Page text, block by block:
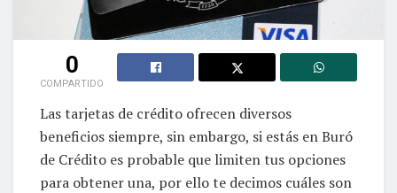
0
COMPARTIDO
Las tarjetas de crédito ofrecen diversos
beneficios siempre, sin embargo, si estás en Buró
de Crédito es probable que limiten tus opciones
para obtener una, por ello te decimos cuáles son